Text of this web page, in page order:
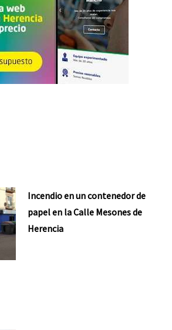
Incendio en un contenedor de
papel en la Calle Mesones de
Herencia